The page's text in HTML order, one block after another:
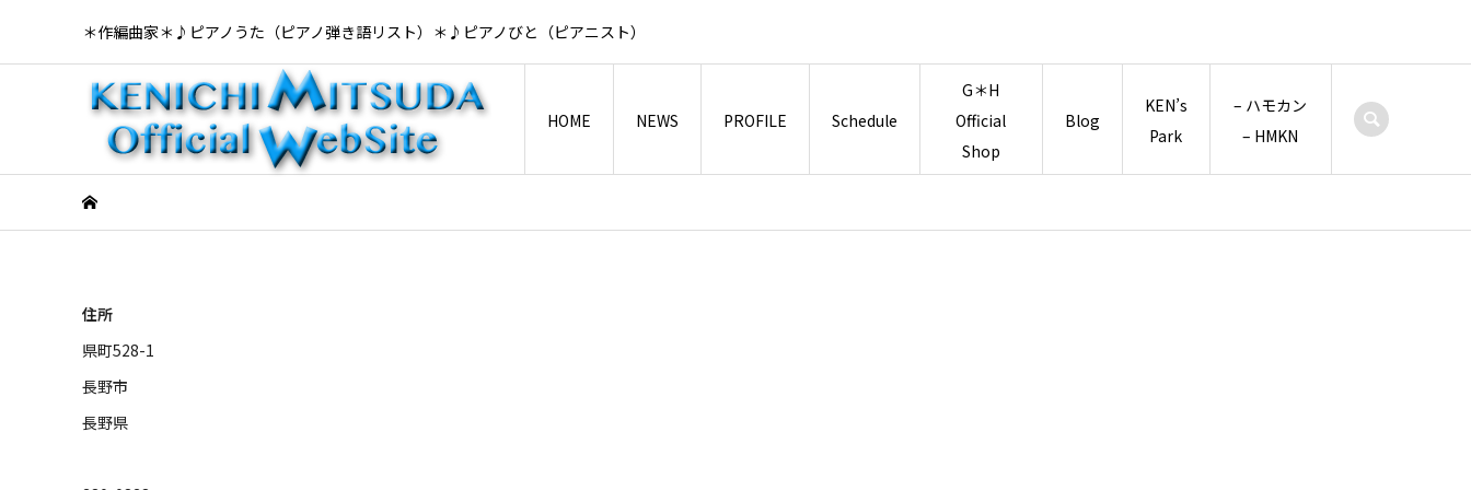
＊作編曲家＊♪ピアノうた（ピアノ弾き語リスト）＊♪ピアノびと（ピアニスト）
HOME NEWS PROFILE Schedule
G＊H
Official
Shop
Blog
KEN’s
Park
– ハモカン
– HMKN
住所
県町528-1
長野市
長野県